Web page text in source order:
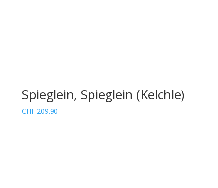
Spieglein, Spieglein (Kelchle)
CHF209.90